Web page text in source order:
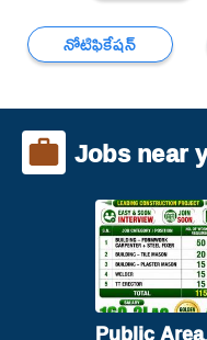
నోటిఫికేషన్
Jobs near